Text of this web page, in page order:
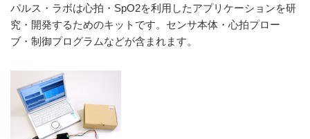
パルス・ラボは心拍・SpO2を利用したアプリケーションを研
究・開発するためのキットです。センサ本体・心拍プロー
ブ・制御プログラムなどが含まれます。